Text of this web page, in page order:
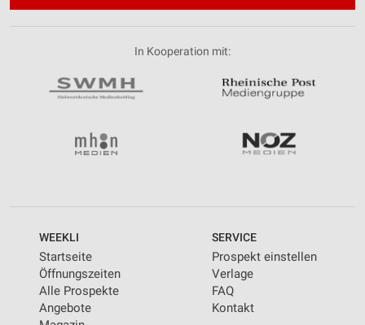
In Kooperation mit:
WEEKLI
Startseite
Öffnungszeiten
Alle Prospekte
Angebote
SERVICE
Prospekt einstellen
Verlage
FAQ
Kontakt